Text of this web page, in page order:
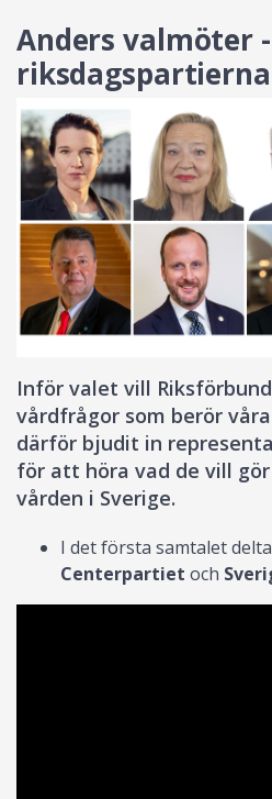
Anders valmöter
Inför valet vill
vårdfrågor som berör
därför bjudit in
för att höra vad de vill
vården i Sverige.
I det första samtalet
Centerpartiet och